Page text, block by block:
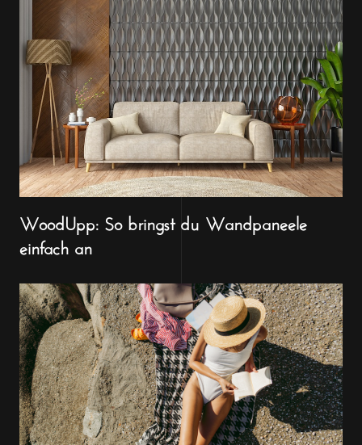
WoodUpp: So bringst du Wandpaneele
einfach an